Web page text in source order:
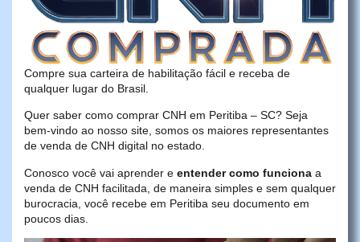
Compre sua carteira de habilitação fácil e receba de
qualquer lugar do Brasil.
Quer saber como comprar CNH em Peritiba – SC? Seja
bem-vindo ao nosso site, somos os maiores representantes
de venda de CNH digital no estado.
Conosco você vai aprender e entender como funciona a
venda de CNH facilitada, de maneira simples e sem qualquer
burocracia, você recebe em Peritiba seu documento em
poucos dias.